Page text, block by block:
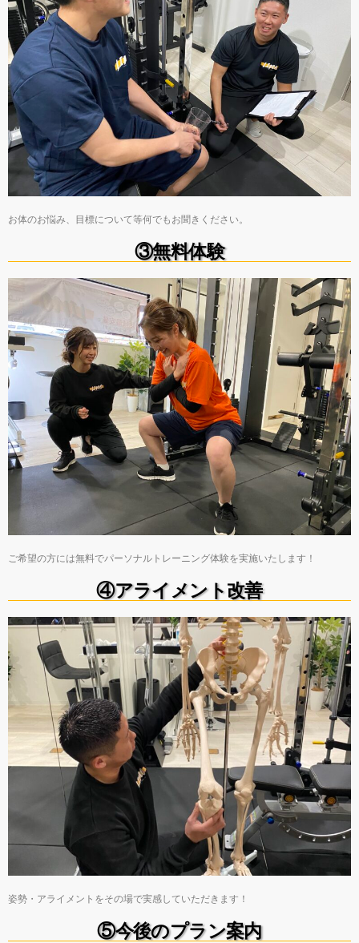
お体のお悩み、目標について等何でもお聞きください。
③無料体験
ご希望の方には無料でパーソナルトレーニング体験を実施いたします！
④アライメント改善
姿勢・アライメントをその場で実感していただきます！
⑤今後のプラン案内